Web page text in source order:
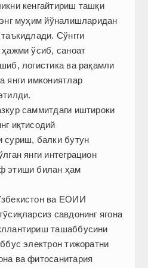
кенгайтириш ташқи
муҳим йўналишларидан
Сўнгги
ўсиб, саноат
логистика ва рақамли
янги имкониятлар
саммитдаги иштироки
иқтисодий
суриш, балки бутун
янги интеграцион
этиши билан ҳам
ва ЕОИИ
савдонинг ягона
ташаббусини
электрон тижоратни
ва фитосанитария